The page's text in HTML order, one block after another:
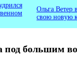
под большим
Ольга Ветер
свою новую